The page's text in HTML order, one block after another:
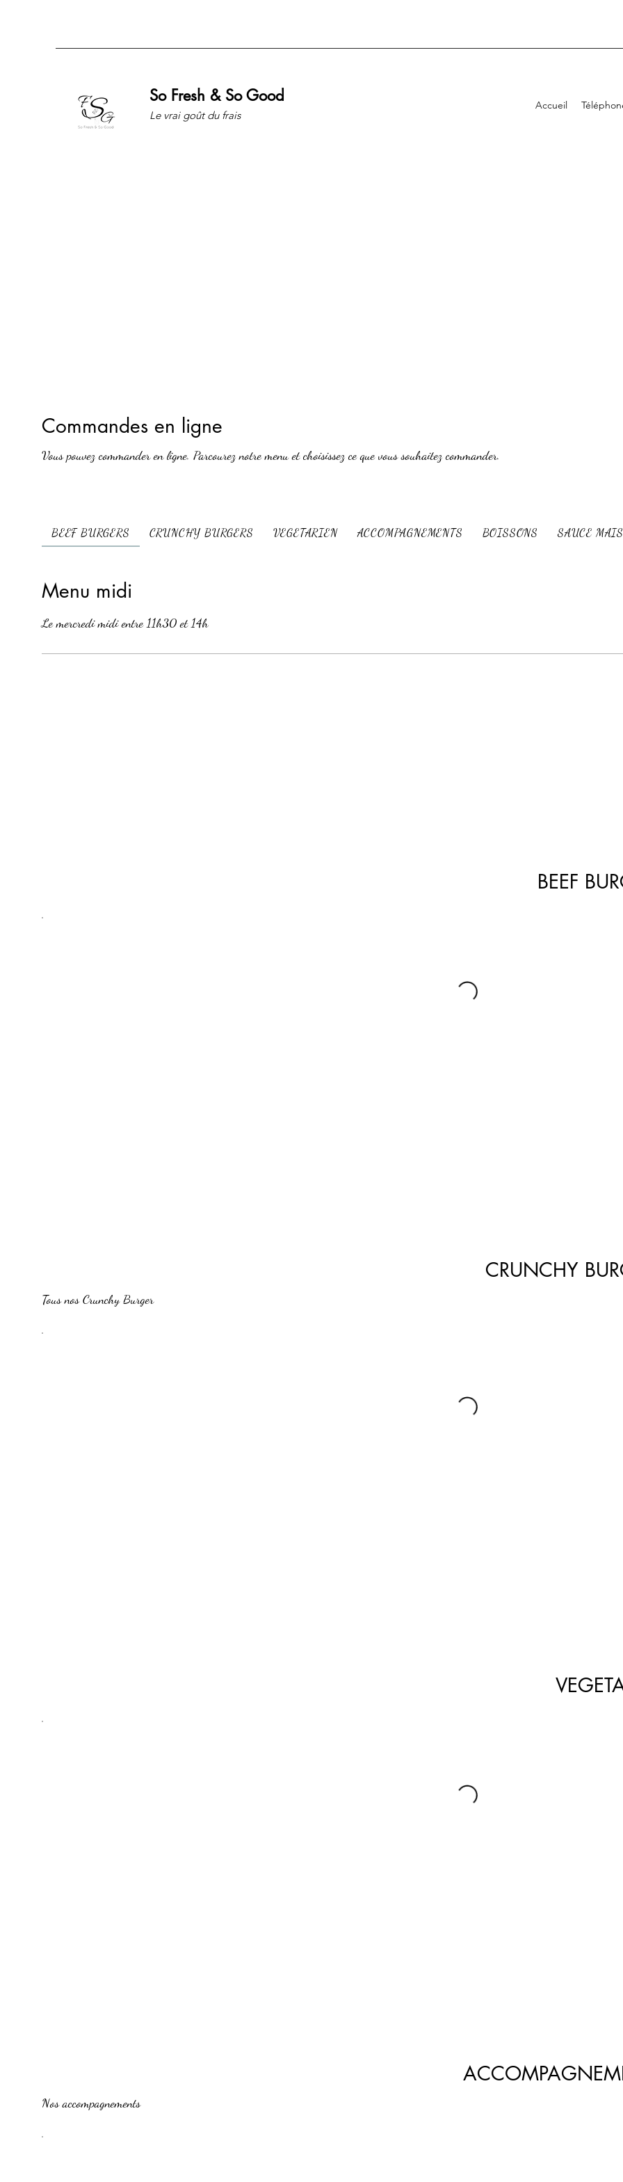
So Fresh & So Good
Le vrai goût du frais
Accueil
Commandes en ligne
Vous pouvez commander en ligne. Parcourez notre menu et choisissez ce que vous souhaitez commander.
Menu midi
Le mercredi midi entre 11h30 et 14h
BEEF
CRUNCHY
Tous nos Crunchy Burger
Nos accompagnements
BEEF BURGERS CRUNCHY BURGERS VEGETARIEN ACCOMPAGNEMENTS BOISSONS SAUCE